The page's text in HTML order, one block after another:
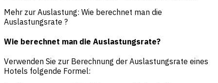
Mehr zur Auslastung: Wie berechnet man die
Auslastungsrate ?
Wie berechnet man die Auslastungsrate?
Verwenden Sie zur Berechnung der Auslastungsrate eines
Hotels folgende Formel: